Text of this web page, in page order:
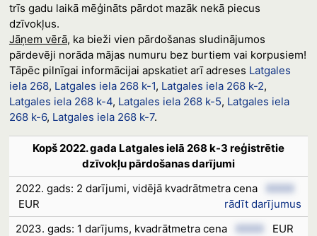
trīs gadu laikā mēģināts pārdot mazāk nekā piecus
dzīvokļus.
Jāņem vērā, ka bieži vien pārdošanas sludinājumos
pārdevēji norāda mājas numuru bez burtiem vai korpusiem!
Tāpēc pilnīgai informācijai apskatiet arī adreses Latgales
iela 268, Latgales iela 268 k-1, Latgales iela 268 k-2,
Latgales iela 268 k-4, Latgales iela 268 k-5, Latgales iela
268 k-6, Latgales iela 268 k-7.
Kopš 2022. gada Latgales ielā 268 k-3 reģistrētie
dzīvokļu pārdošanas darījumi
2022. gads: 2 darījumi, vidējā kvadrātmetra cena
XXXX
EUR
rādīt darījumus
2023. gads: 1 darījums, kvadrātmetra cena
XXXX
EUR